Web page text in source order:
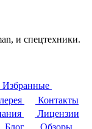
и спецтехники.
Избранные
Контакты
Лицензии
Блог Обзоры